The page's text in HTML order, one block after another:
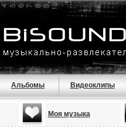
Альбомы Видеоклипы
Моя музыка